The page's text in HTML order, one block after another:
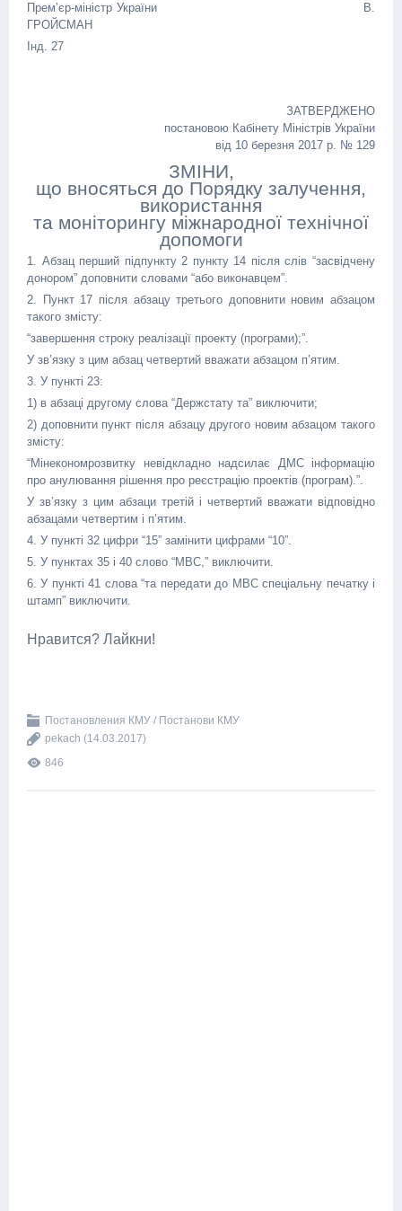
Прем’єр-міністр України В.
ГРОЙСМАН
Інд. 27
ЗАТВЕРДЖЕНО
постановою Кабінету Міністрів України
від 10 березня 2017 р. № 129
ЗМІНИ,
що вносяться до Порядку залучення,
використання
та моніторингу міжнародної технічної
допомоги
1. Абзац перший підпункту 2 пункту 14 після слів “засвідчену
донором” доповнити словами “або виконавцем”.
2. Пункт 17 після абзацу третього доповнити новим абзацом
такого змісту:
“завершення строку реалізації проекту (програми);”.
У зв’язку з цим абзац четвертий вважати абзацом п’ятим.
3. У пункті 23:
1) в абзаці другому слова “Держстату та” виключити;
2) доповнити пункт після абзацу другого новим абзацом такого
змісту:
“Мінекономрозвитку невідкладно надсилає ДМС інформацію
про анулювання рішення про реєстрацію проектів (програм).”.
У зв’язку з цим абзаци третій і четвертий вважати відповідно
абзацами четвертим і п’ятим.
4. У пункті 32 цифри “15” замінити цифрами “10”.
5. У пунктах 35 і 40 слово “МВС,” виключити.
6. У пункті 41 слова “та передати до МВС спеціальну печатку і
штамп” виключити.
Нравится? Лайкни!
Постановления КМУ / Постанови КМУ
pekach (14.03.2017)
846